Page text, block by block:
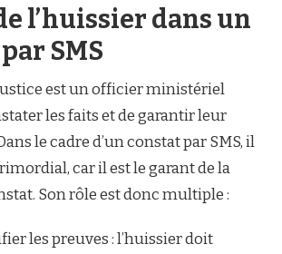
l’huissier dans un
SMS
est un officier ministériel
les faits et de garantir leur
le cadre d’un constat par SMS, il
car il est le garant de la
Son rôle est donc multiple :
les preuves : l’huissier doit